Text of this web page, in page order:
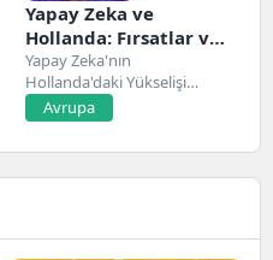
Yapay Zeka ve
Hollanda: Fırsatlar ve
Zorluklar
Yapay Zeka'nın
Hollanda'daki Yükselişi
Hollanda, son yıllarda yapay
zeka alanında...
Avrupa